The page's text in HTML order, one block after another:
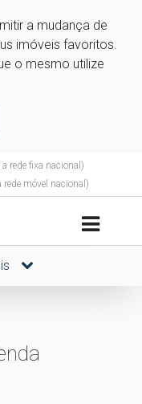
a mudança de
imóveis favoritos.
o mesmo utilize
rede fixa nacional)
rede móvel nacional)